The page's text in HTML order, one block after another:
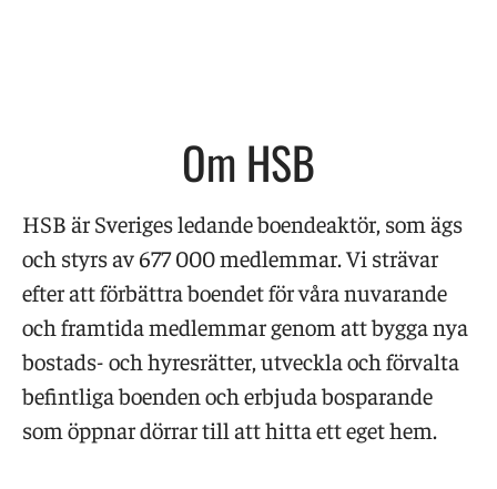
Om HSB
HSB är Sveriges ledande boendeaktör, som ägs
och styrs av 677 000 medlemmar. Vi strävar
efter att förbättra boendet för våra nuvarande
och framtida medlemmar genom att bygga nya
bostads- och hyresrätter, utveckla och förvalta
befintliga boenden och erbjuda bosparande
som öppnar dörrar till att hitta ett eget hem.